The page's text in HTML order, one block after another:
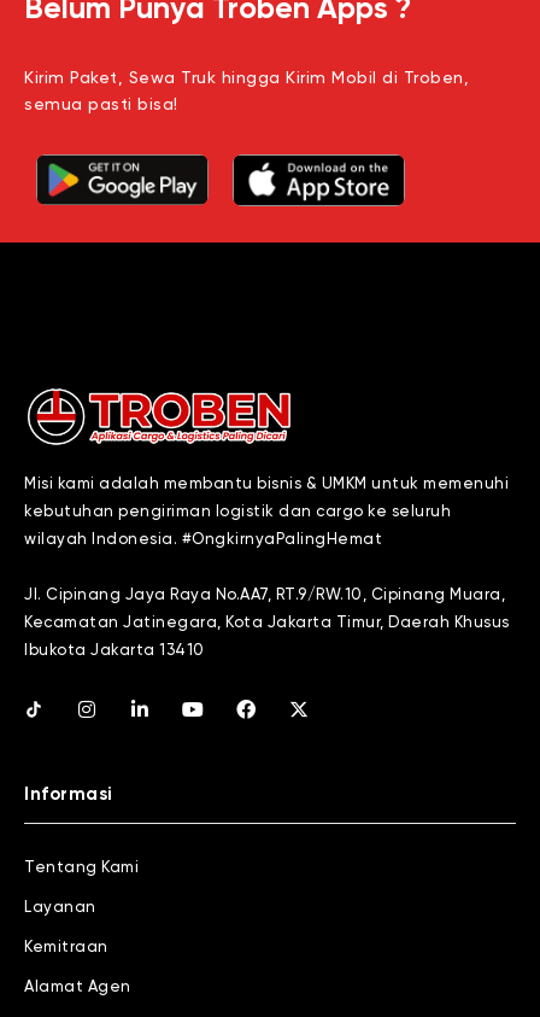
Belum Punya Troben Apps ?
Kirim Paket, Sewa Truk hingga Kirim Mobil di Troben,
semua pasti bisa!
Misi kami adalah membantu bisnis & UMKM untuk memenuhi
kebutuhan pengiriman logistik dan cargo ke seluruh
wilayah Indonesia. #OngkirnyaPalingHemat
Jl. Cipinang Jaya Raya No.AA7, RT.9/RW.10, Cipinang Muara,
Kecamatan Jatinegara, Kota Jakarta Timur, Daerah Khusus
Ibukota Jakarta 13410
Informasi
Tentang Kami
Layanan
Kemitraan
Alamat Agen